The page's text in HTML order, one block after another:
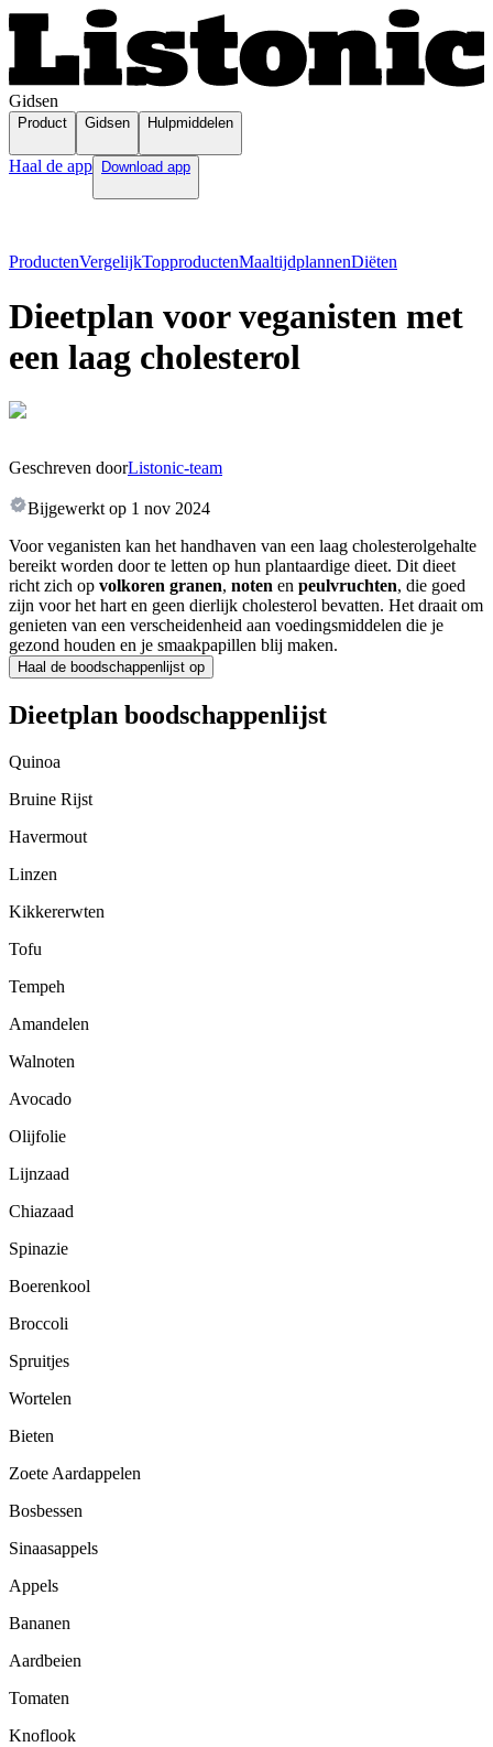
Gidsen
Product Gidsen Hulpmiddelen
Haal de app Download app
ProductenVergelijkTopproductenMaaltijdplannenDiëten
Dieetplan voor veganisten met
een laag cholesterol
Geschreven doorListonic-team
Bijgewerkt op 1 nov 2024
Voor veganisten kan het handhaven van een laag cholesterolgehalte
bereikt worden door te letten op hun plantaardige dieet. Dit dieet
richt zich op volkoren granen, noten en peulvruchten, die goed
zijn voor het hart en geen dierlijk cholesterol bevatten. Het draait om
genieten van een verscheidenheid aan voedingsmiddelen die je
gezond houden en je smaakpapillen blij maken.
Haal de boodschappenlijst op
Dieetplan boodschappenlijst
Quinoa
Bruine Rijst
Havermout
Linzen
Kikkererwten
Tofu
Tempeh
Amandelen
Walnoten
Avocado
Olijfolie
Lijnzaad
Chiazaad
Spinazie
Boerenkool
Broccoli
Spruitjes
Wortelen
Bieten
Zoete Aardappelen
Bosbessen
Sinaasappels
Appels
Bananen
Aardbeien
Tomaten
Knoflook